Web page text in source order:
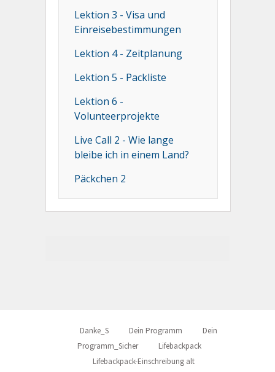
Lektion 3 - Visa und
Einreisebestimmungen
Lektion 4 - Zeitplanung
Lektion 5 - Packliste
Lektion 6 -
Volunteerprojekte
Live Call 2 - Wie lange
bleibe ich in einem Land?
Päckchen 2
Danke_S Dein Programm
Dein
Programm_Sicher
Lifebackpack
Lifebackpack-Einschreibung alt